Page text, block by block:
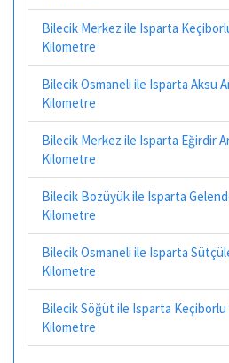
Bilecik Merkez ile Isparta
Kilometre
Bilecik Osmaneli ile Isparta Aksu
Kilometre
Bilecik Merkez ile Isparta Eğirdir
Kilometre
Bilecik Bozüyük ile Isparta
Kilometre
Bilecik Osmaneli ile Isparta
Kilometre
Bilecik Söğüt ile Isparta Keçiborlu
Kilometre